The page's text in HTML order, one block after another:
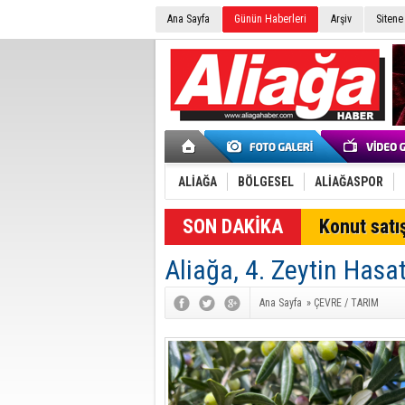
Ana Sayfa Günün Haberleri Arşiv
ALİAĞA BÖLGESEL ALİAĞASPOR
SON DAKİKA Konut
Aliağa, 4. Zeytin
Ana Sayfa » ÇEVRE / TARIM